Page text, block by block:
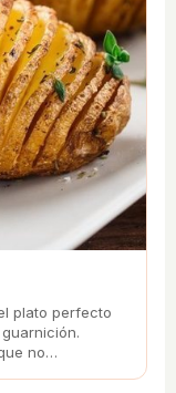
plato perfecto
no